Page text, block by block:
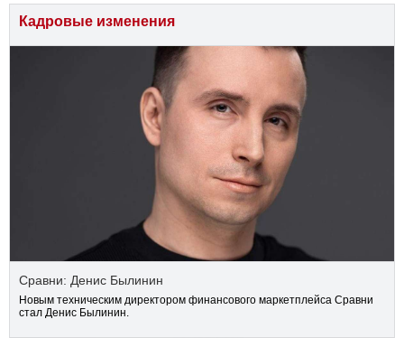
Кадровые изменения
Сравни: Денис Былинин
Новым техническим директором финансового маркетплейса Сравни
стал Денис Былинин.